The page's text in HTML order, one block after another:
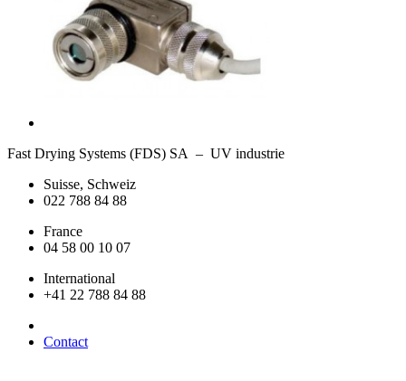
Fast Drying Systems (FDS) SA – UV industrie
Suisse, Schweiz
022 788 84 88
France
04 58 00 10 07
International
+41 22 788 84 88
Contact